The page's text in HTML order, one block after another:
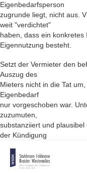
Eigenbedarfsperson
zugrunde liegt, nicht aus.
weit "verdichtet"
haben, dass ein
Eigennutzung besteht.
Setzt der Vermieter den
Auszug des
Mieters nicht in die Tat
Eigenbedarf
nur vorgeschoben war.
zuzumuten,
substanziiert und
der Kündigung
werden
strenge Anforderungen